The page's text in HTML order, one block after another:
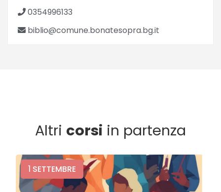
0354996133
biblio@comune.bonatesopra.bg.it
Altri corsi in partenza
1 SETTEMBRE